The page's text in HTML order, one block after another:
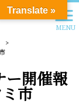
MENU
>
ー開催報
市
Translate »